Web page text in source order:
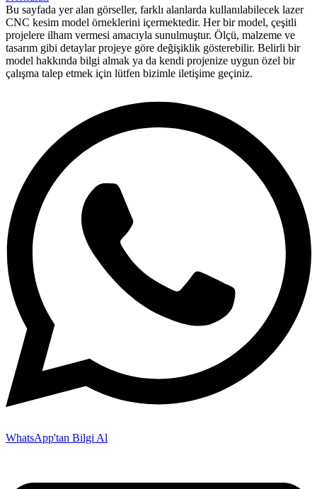
Bu sayfada yer alan görseller, farklı alanlarda kullanılabilecek lazer
CNC kesim model örneklerini içermektedir. Her bir model, çeşitli
projelere ilham vermesi amacıyla sunulmuştur. Ölçü, malzeme ve
tasarım gibi detaylar projeye göre değişiklik gösterebilir. Belirli bir
model hakkında bilgi almak ya da kendi projenize uygun özel bir
çalışma talep etmek için lütfen bizimle iletişime geçiniz.
WhatsApp'tan Bilgi Al